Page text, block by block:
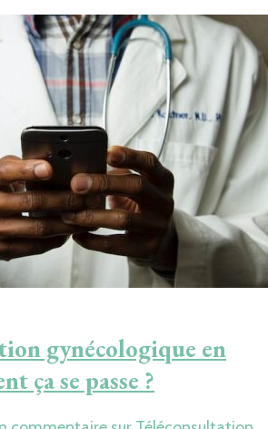
gynécologique en
ça se passe ?